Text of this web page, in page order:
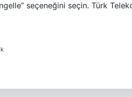
seçeneğini seçin. Türk